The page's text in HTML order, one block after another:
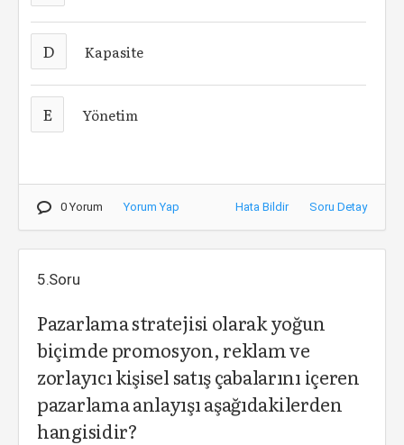
D Kapasite
E Yönetim
0 Yorum Yorum Yap Hata Bildir Soru Detay
5.Soru
Pazarlama stratejisi olarak yoğun
biçimde promosyon, reklam ve
zorlayıcı kişisel satış çabalarını içeren
pazarlama anlayışı aşağıdakilerden
hangisidir?